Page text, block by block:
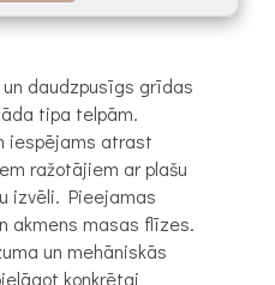
daudzpusīgs grīdas
tipa telpām.
iespējams atrast
ražotājiem ar plašu
izvēli. Pieejamas
akmens masas flīzes.
un mehāniskās
konkrētai